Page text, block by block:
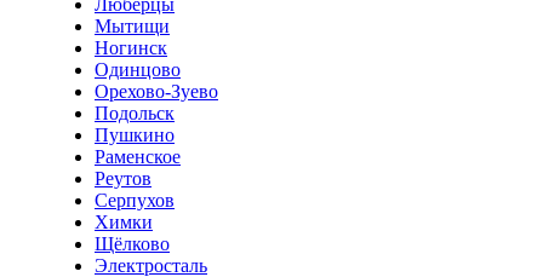
Люберцы
Мытищи
Ногинск
Одинцово
Орехово-Зуево
Подольск
Пушкино
Раменское
Реутов
Серпухов
Химки
Щёлково
Электросталь